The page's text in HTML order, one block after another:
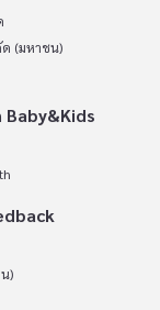
ด (มหาชน)
)